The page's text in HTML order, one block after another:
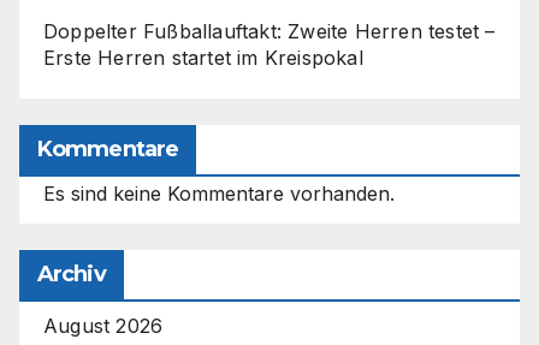
Doppelter Fußballauftakt: Zweite Herren testet –
Erste Herren startet im Kreispokal
Kommentare
Es sind keine Kommentare vorhanden.
Archiv
August 2026